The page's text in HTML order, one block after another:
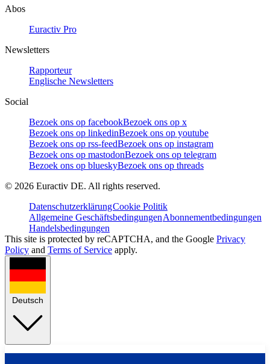
Abos
Euractiv Pro
Newsletters
Rapporteur
Englische Newsletters
Social
Bezoek ons op facebookBezoek ons op x
Bezoek ons op linkedinBezoek ons op youtube
Bezoek ons op rss-feedBezoek ons op instagram
Bezoek ons op mastodonBezoek ons op telegram
Bezoek ons op blueskyBezoek ons op threads
© 2026 Euractiv DE. All rights reserved.
DatenschutzerklärungCookie Politik
Allgemeine GeschäftsbedingungenAbonnementbedingungen
Handelsbedingungen
This site is protected by reCAPTCHA, and the Google Privacy
Policy and Terms of Service apply.
Deutsch